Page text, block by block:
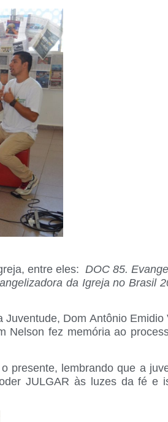
entre eles: DOC 85.
da Igreja no Brasil
Dom Antônio
Nelson fez memória ao
presente, lembrando que a
JULGAR às luzes da fé e